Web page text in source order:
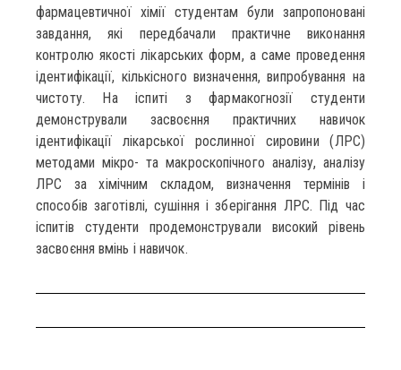
фармацевтичної хімії студентам були запропоновані
завдання, які передбачали практичне виконання
контролю якості лікарських форм, а саме проведення
ідентифікації, кількісного визначення, випробування на
чистоту. На іспиті з фармакогнозії студенти
демонстрували засвоєння практичних навичок
ідентифікації лікарської рослинної сировини (ЛРС)
методами мікро- та макроскопічного аналізу, аналізу
ЛРС за хімічним складом, визначення термінів і
способів заготівлі, сушіння і зберігання ЛРС. Під час
іспитів студенти продемонстрували високий рівень
засвоєння вмінь і навичок.